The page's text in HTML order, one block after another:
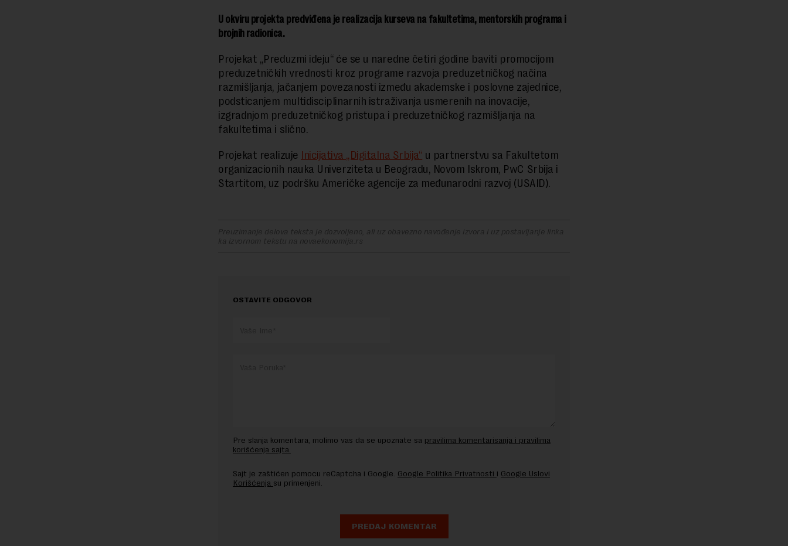
U okviru projekta predviđena je realizacija kurseva na fakultetima, mentorskih programa i
brojnih radionica.
Projekat „Preduzmi ideju“ će se u naredne četiri godine baviti promocijom
preduzetničkih vrednosti kroz programe razvoja preduzetničkog načina
razmišljanja, jačanjem povezanosti između akademske i poslovne zajednice,
podsticanjem multidisciplinarnih istraživanja usmerenih na inovacije,
izgradnjom preduzetničkog pristupa i preduzetničkog razmišljanja na
fakultetima i slično.
Projekat realizuje Inicijativa „Digitalna Srbija“ u partnerstvu sa Fakultetom
organizacionih nauka Univerziteta u Beogradu, Novom Iskrom, PwC Srbija i
Startitom, uz podršku Američke agencije za međunarodni razvoj (USAID).
Preuzimanje delova teksta je dozvoljeno, ali uz obavezno navođenje izvora i uz postavljanje linka
ka izvornom tekstu na novaekonomija.rs
OSTAVITE ODGOVOR
Pre slanja komentara, molimo vas da se upoznate sa pravilima komentarisanja i pravilima
korišćenja sajta.
Sajt je zaštićen pomocu reCaptcha i Google. Google Politika Privatnosti i Google Uslovi
Korišćenja su primenjeni.